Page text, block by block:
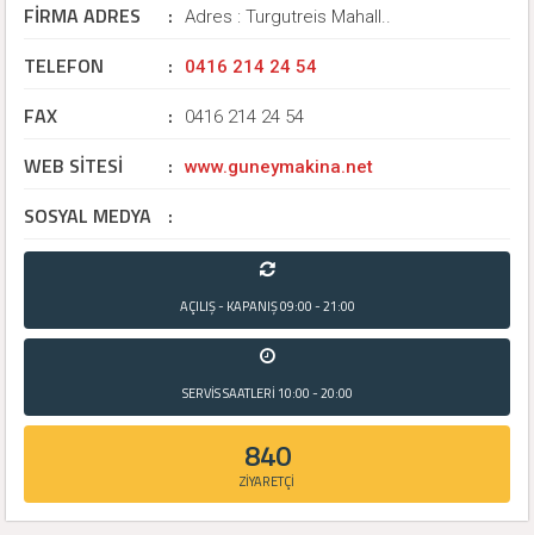
FİRMA ADRES : Adres : Turgutreis Mahall..
TELEFON : 0416 214 24 54
FAX : 0416 214 24 54
WEB SİTESİ : www.guneymakina.net
SOSYAL MEDYA :
AÇILIŞ - KAPANIŞ09:00 - 21:00
SERVİS SAATLERİ 10:00 - 20:00
840
ZİYARETÇİ